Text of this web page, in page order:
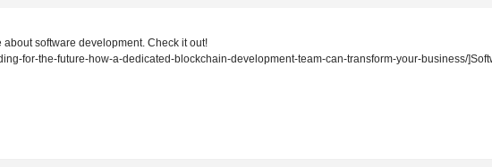
about software development. Check it out!
for-the-future-how-a-dedicated-blockchain-development-team-can-transform-your-business/